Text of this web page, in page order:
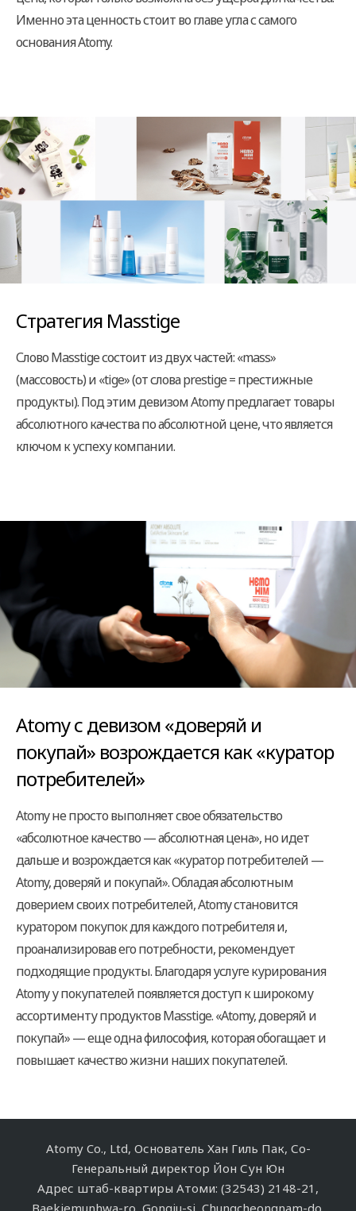
Именно эта ценность стоит во главе угла с самого
основания Atomy.
Стратегия Masstige
Слово Masstige состоит из двух частей: «mass»
(массовость) и «tige» (от слова prestige = престижные
продукты). Под этим девизом Atomy предлагает товары
абсолютного качества по абсолютной цене, что является
ключом к успеху компании.
Atomy с девизом «доверяй и
покупай» возрождается как «куратор
потребителей»
Atomy не просто выполняет свое обязательство
«абсолютное качество — абсолютная цена», но идет
дальше и возрождается как «куратор потребителей —
Atomy, доверяй и покупай». Обладая абсолютным
доверием своих потребителей, Atomy становится
куратором покупок для каждого потребителя и,
проанализировав его потребности, рекомендует
подходящие продукты. Благодаря услуге курирования
Atomy у покупателей появляется доступ к широкому
ассортименту продуктов Masstige. «Atomy, доверяй и
покупай» — еще одна философия, которая обогащает и
повышает качество жизни наших покупателей.
Atomy Co., Ltd, Основатель Хан Гиль Пак, Со-
Генеральный директор Йон Сун Юн
Адрес штаб-квартиры Атоми: (32543) 2148-21,
Baekjemunhwa-ro, Gongju-si, Chungcheongnam-do,